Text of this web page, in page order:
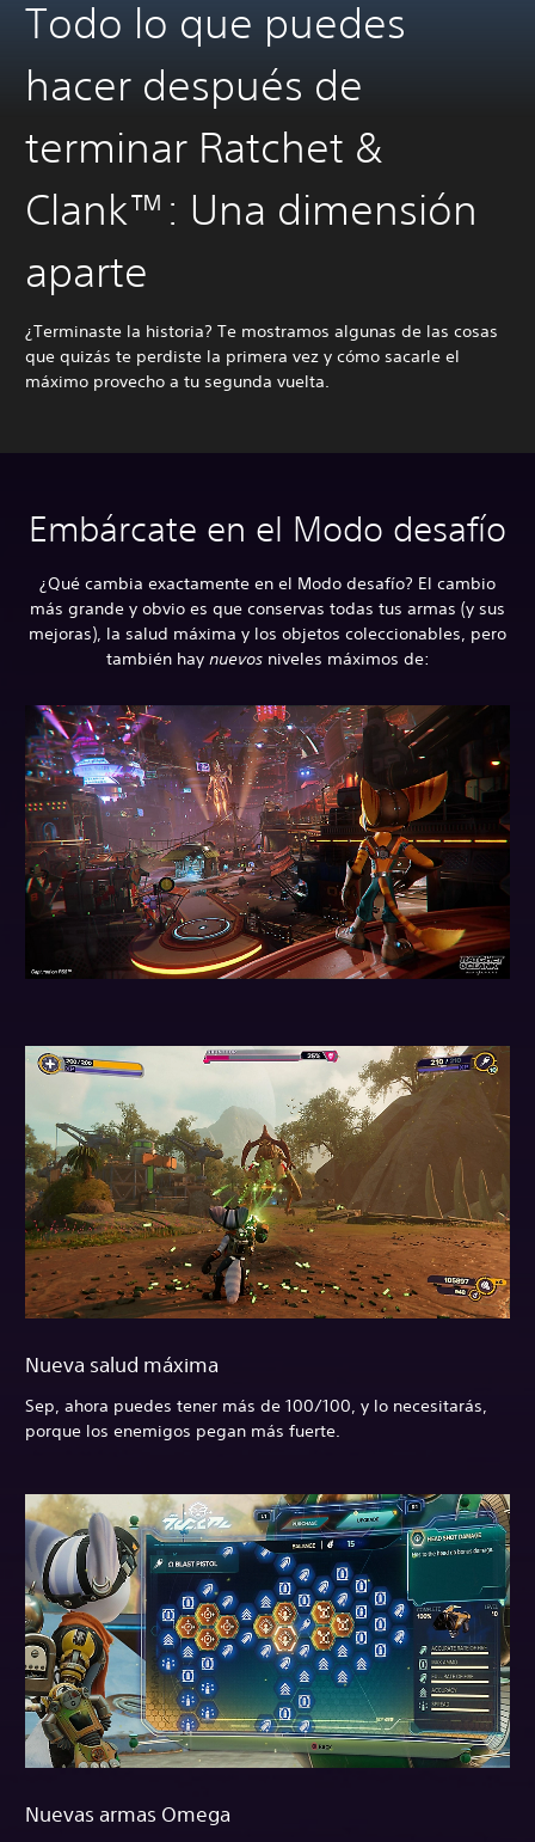
Todo lo que puedes
hacer después de
terminar Ratchet &
Clank™: Una dimensión
aparte
¿Terminaste la historia? Te mostramos algunas de las cosas
que quizás te perdiste la primera vez y cómo sacarle el
máximo provecho a tu segunda vuelta.
Embárcate en el Modo desafío
¿Qué cambia exactamente en el Modo desafío? El cambio
más grande y obvio es que conservas todas tus armas (y sus
mejoras), la salud máxima y los objetos coleccionables, pero
también hay nuevosniveles máximos de:
Nueva salud máxima
Sep, ahora puedes tener más de 100/100, y lo necesitarás,
porque los enemigos pegan más fuerte.
Nuevas armas Omega